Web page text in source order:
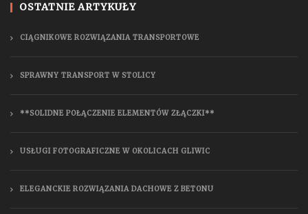
OSTATNIE ARTYKUŁY
CIĄGNIKOWE ROZWIĄZANIA TRANSPORTOWE
SPRAWNY TRANSPORT W STOLICY
**SOLIDNE POŁĄCZENIE ELEMENTÓW ZŁĄCZKI**
USŁUGI FOTOGRAFICZNE W OKOLICACH GLIWIC
ELEGANCKIE ROZWIĄZANIA DACHOWE Z BETONU